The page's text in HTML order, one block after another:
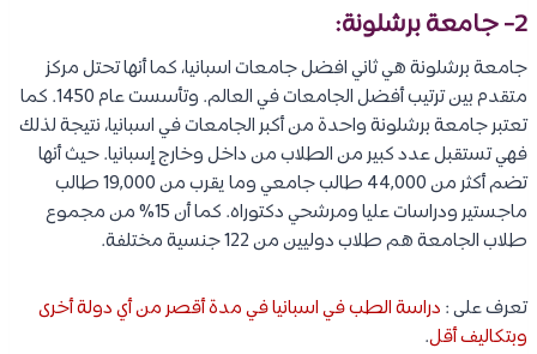
2- جامعة برشلونة:
جامعة برشلونة هي ثاني افضل جامعات اسبانيا، كما أنها تحتل مركز
متقدم بين ترتيب أفضل الجامعات في العالم. وتأسست عام 1450. كما
تعتبر جامعة برشلونة واحدة من أكبر الجامعات في اسبانيا، نتيجة لذلك
فهي تستقبل عدد كبير من الطلاب من داخل وخارج إسبانيا. حيث أنها
تضم أكثر من 44,000 طالب جامعي وما يقرب من 19,000 طالب
ماجستير ودراسات عليا ومرشحي دكتوراه. كما أن 15% من مجموع
طلاب الجامعة هم طلاب دوليين من 122 جنسية مختلفة.
تعرف على : دراسة الطب في اسبانيا في مدة أقصر من أي دولة أخرى
وبتكاليف أقل.